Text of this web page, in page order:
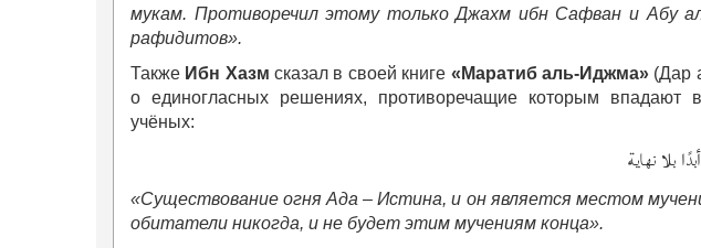
мукам. Противоречил этому только Джахм ибн Сафван и Абу
рафидитов».
Также Ибн Хазм сказал в своей книге «Маратиб аль-Иджма»(Дар
о единогласных решениях, противоречащие которым впадают
учёных:
بلا نهاية
«Существование огня Ада – Истина, и он является местом
обитатели никогда, и не будет этим мучениям конца».